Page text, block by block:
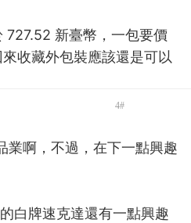
727.52 新臺幣，一包要價
收藏外包裝應該還是可以
4#
業啊，不過，在下一點興趣
白牌速克達還有一點興趣